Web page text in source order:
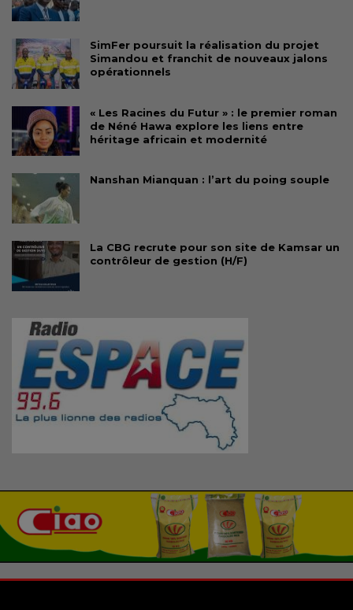
SimFer poursuit la réalisation du projet
Simandou et franchit de nouveaux jalons
opérationnels
« Les Racines du Futur » : le premier roman
de Néné Hawa explore les liens entre
héritage africain et modernité
Nanshan Mianquan : l’art du poing souple
La CBG recrute pour son site de Kamsar un
contrôleur de gestion (H/F)